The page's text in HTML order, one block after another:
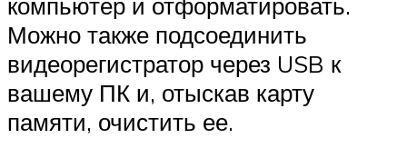
Можно также подсоединить
видеорегистратор через USB к
вашему ПК и, отыскав карту
памяти, очистить ее.